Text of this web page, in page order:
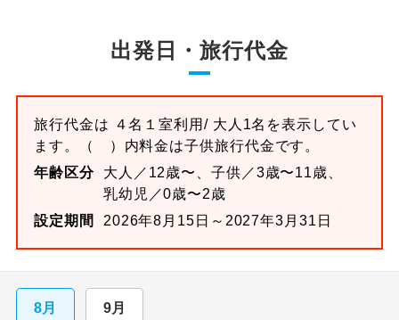
出発日・旅行代金
旅行代金は ４名１室利用/ 大人1名を表示してい
ます。
（ ）内料金は子供旅行代金です。
年齢区分
大人／12歳〜、子供／3歳〜11歳、
乳幼児／0歳〜2歳
設定期間
2026年8月15日～2027年3月31日
8月 9月